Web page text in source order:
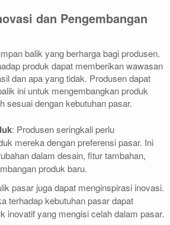
dan Pengembangan
balik yang berharga bagi produsen.
produk dapat memberikan wawasan
dan apa yang tidak. Produsen dapat
ini untuk mengembangkan produk
sesuai dengan kebutuhan pasar.
: Produsen seringkali perlu
mereka dengan preferensi pasar. Ini
dalam desain, fitur tambahan,
produk baru.
pasar juga dapat menginspirasi inovasi.
terhadap kebutuhan pasar dapat
inovatif yang mengisi celah dalam pasar.